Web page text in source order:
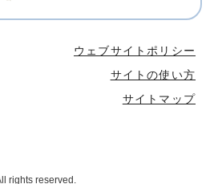
ウェブサイトポリシー
サイトの使い方
サイトマップ
rights reserved.